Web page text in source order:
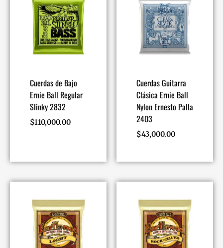
Cuerdas de Bajo
Ernie Ball Regular
Slinky 2832
$110,000.00
Cuerdas Guitarra
Clásica Ernie Ball
Nylon Ernesto Palla
2403
$43,000.00